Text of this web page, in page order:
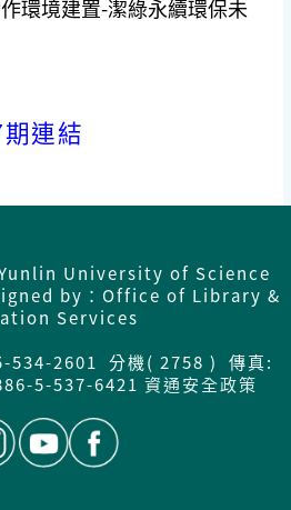
環境建置-潔綠永續環保未
連結
University of Science
by：Office of Library &
Services
534-2601 分機( 2758 ) 傳真:
5-537-6421 資通安全政策